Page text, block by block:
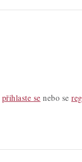
přihlaste se nebo se